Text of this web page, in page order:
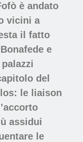
è andato
vicini a
il fatto
e
del
le liaison
assidui
le